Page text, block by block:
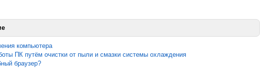
компьютера
ПК путём очистки от пыли и смазки системы охлаждения
браузер?